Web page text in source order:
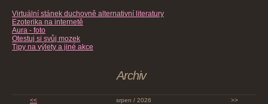
Virtuální stánek duchovně alternativní literatury
Ezoterika na internetě
Aura - foto
Otestuj si svůj mozek
Tipy na výlety a jiné akce
Archiv
<< srpen / 2026 >>